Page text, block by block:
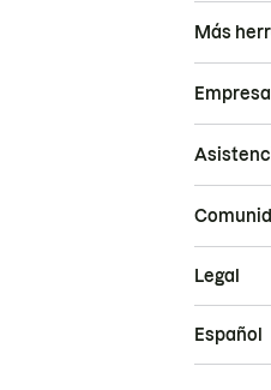
Más
Empresa
Legal
Español